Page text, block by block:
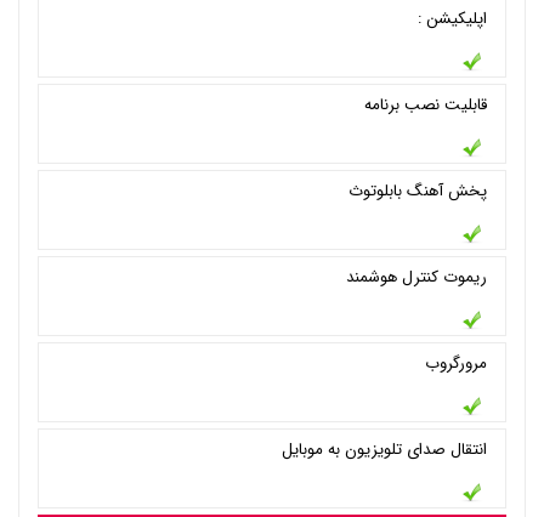
اپلیکیشن :
قابلیت نصب برنامه
پخش آهنگ بابلوتوث
ریموت کنترل هوشمند
مرورگروب
انتقال صدای تلویزیون به موبایل